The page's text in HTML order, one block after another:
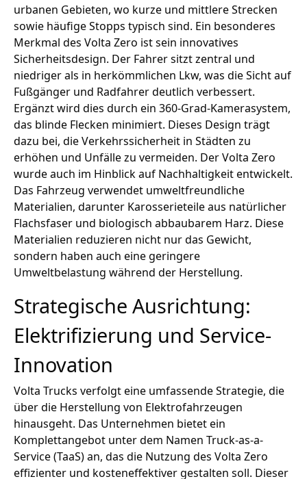
urbanen Gebieten, wo kurze und mittlere Strecken
sowie häufige Stopps typisch sind. Ein besonderes
Merkmal des Volta Zero ist sein innovatives
Sicherheitsdesign. Der Fahrer sitzt zentral und
niedriger als in herkömmlichen Lkw, was die Sicht auf
Fußgänger und Radfahrer deutlich verbessert.
Ergänzt wird dies durch ein 360-Grad-Kamerasystem,
das blinde Flecken minimiert. Dieses Design trägt
dazu bei, die Verkehrssicherheit in Städten zu
erhöhen und Unfälle zu vermeiden. Der Volta Zero
wurde auch im Hinblick auf Nachhaltigkeit entwickelt.
Das Fahrzeug verwendet umweltfreundliche
Materialien, darunter Karosserieteile aus natürlicher
Flachsfaser und biologisch abbaubarem Harz. Diese
Materialien reduzieren nicht nur das Gewicht,
sondern haben auch eine geringere
Umweltbelastung während der Herstellung.
Strategische Ausrichtung:
Elektrifizierung und Service-
Innovation
Volta Trucks verfolgt eine umfassende Strategie, die
über die Herstellung von Elektrofahrzeugen
hinausgeht. Das Unternehmen bietet ein
Komplettangebot unter dem Namen Truck-as-a-
Service (TaaS) an, das die Nutzung des Volta Zero
effizienter und kosteneffektiver gestalten soll. Dieser